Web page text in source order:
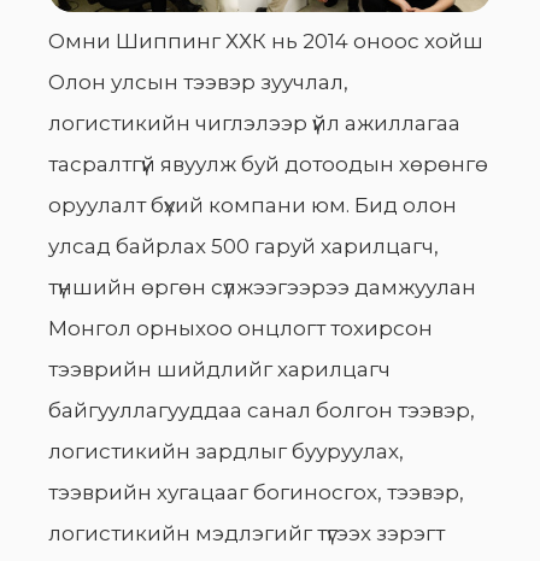
Омни Шиппинг ХХК нь 2014 оноос хойш
Олон улсын тээвэр зуучлал,
логистикийн чиглэлээр үйл ажиллагаа
тасралтгүй явуулж буй дотоодын хөрөнгө
оруулалт бүхий компани юм. Бид олон
улсад байрлах 500 гаруй харилцагч,
түншийн өргөн сүлжээгээрээ дамжуулан
Монгол орныхоо онцлогт тохирсон
тээврийн шийдлийг харилцагч
байгууллагууддаа санал болгон тээвэр,
логистикийн зардлыг бууруулах,
тээврийн хугацааг богиносгох, тээвэр,
логистикийн мэдлэгийг түгээх зэрэгт